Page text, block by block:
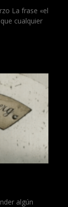
La frase «el
cualquier
algún